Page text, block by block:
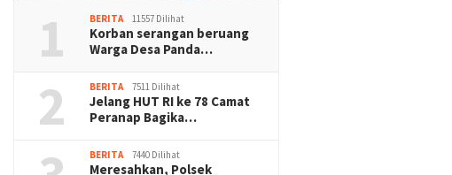
1 BERITA 11557 Dilihat
Korban serangan beruang
Warga Desa Panda…
2 BERITA 7511 Dilihat
Jelang HUT RI ke 78 Camat
Peranap Bagika…
BERITA 7440 Dilihat
Meresahkan, Polsek